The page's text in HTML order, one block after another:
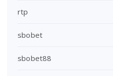
rtp
sbobet
sbobet88